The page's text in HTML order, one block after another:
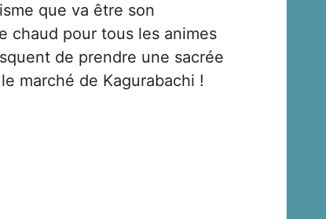
que va être son
chaud pour tous les animes
de prendre une sacrée
marché de Kagurabachi !